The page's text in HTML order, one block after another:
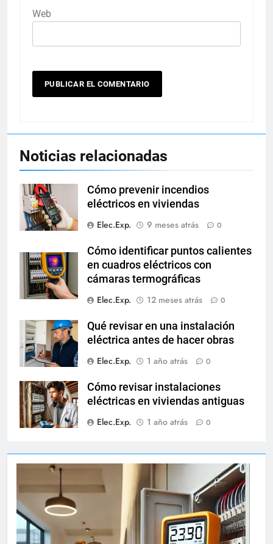
Web
Noticias relacionadas
Cómo prevenir incendios
eléctricos en viviendas
Elec.Exp.
9 meses atrás 0
Cómo identificar puntos calientes
en cuadros eléctricos con
cámaras termográficas
Elec.Exp.
12 meses atrás 0
Qué revisar en una instalación
eléctrica antes de hacer obras
Elec.Exp.
1 año atrás 0
Cómo revisar instalaciones
eléctricas en viviendas antiguas
Elec.Exp.
1 año atrás 0